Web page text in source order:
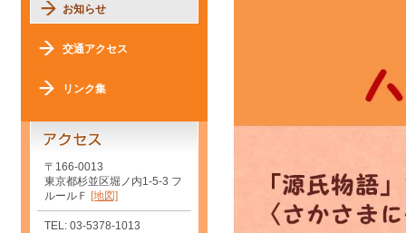
お知らせ
交通アクセス
リンク集
〒166-0013
東京都杉並区堀ノ内1-5-3 フ
ルールＦ [地図]
TEL: 03-5378-1013